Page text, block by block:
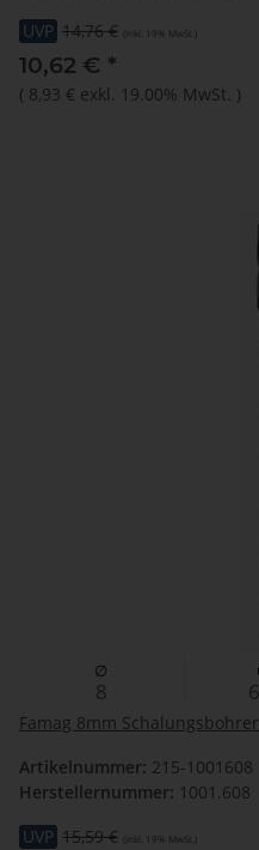
UVP 14,76 € (inkl. 19% MwSt.)
10,62 € *
( 8,93 € exkl. 19.00% MwSt. )
∅
8
Famag 8mm
Artikelnummer: 215-1001608
Herstellernummer: 1001.608
UVP 15,59 € (inkl. 19% MwSt.)